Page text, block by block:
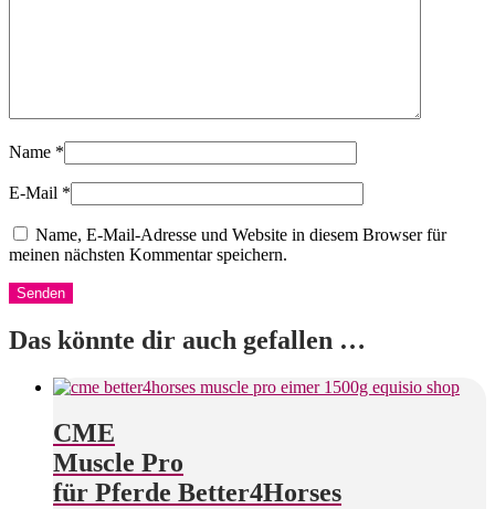
Name *
E-Mail *
Name, E-Mail-Adresse und Website in diesem Browser für
meinen nächsten Kommentar speichern.
Das könnte dir auch gefallen …
CME
Muscle Pro
für Pferde Better4Horses